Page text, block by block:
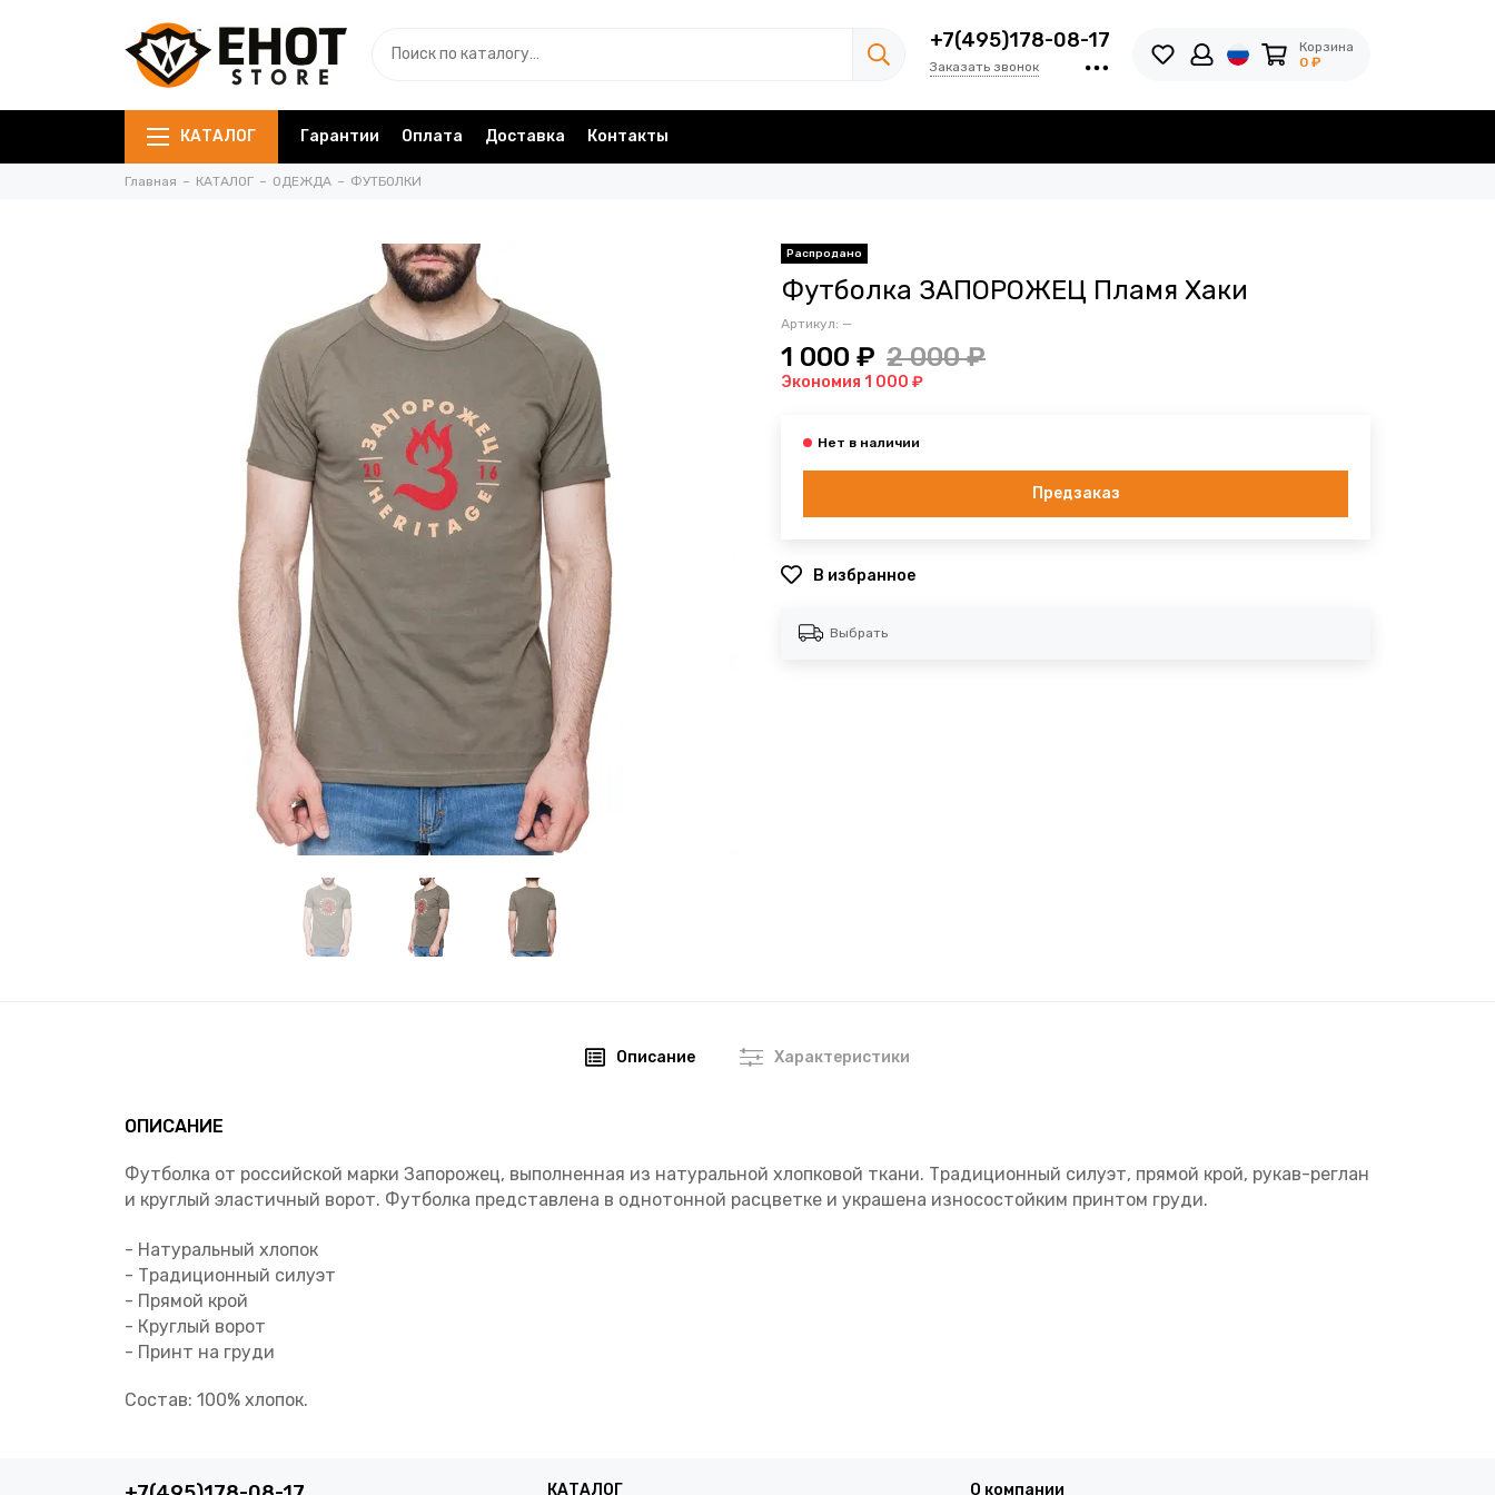
+7(495)178-08-17
Заказать звонок
Корзина
0 ₽
КАТАЛОГ Гарантии Оплата Доставка Контакты
Главная КАТАЛОГ ОДЕЖДА ФУТБОЛКИ
Футболка ЗАПОРОЖЕЦ Пламя Хаки
Артикул: —
1 000 ₽ 2 000 ₽
Экономия 1 000 ₽
Предзаказ
В избранное
Выбрать
Описание Характеристики
ОПИСАНИЕ
Футболка от российской марки Запорожец, выполненная из натуральной хлопковой ткани. Традиционный силуэт, прямой крой, рукав-реглан
и круглый эластичный ворот. Футболка представлена в однотонной расцветке и украшена износостойким принтом груди.
- Натуральный хлопок
- Традиционный силуэт
- Прямой крой
- Круглый ворот
- Принт на груди
Состав: 100% хлопок.
КАТАЛОГ О компании